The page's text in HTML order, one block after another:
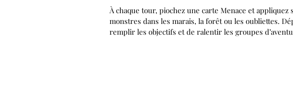
À chaque tour, piochez une carte Menace et
monstres dans les marais, la forêt ou les oubliettes.
remplir les objectifs et de ralentir les groupes